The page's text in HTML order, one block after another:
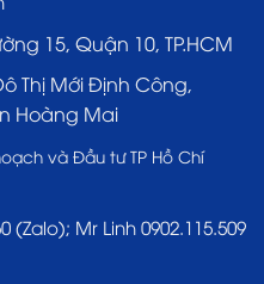
15, Quận 10, TP.HCM
Thị Mới Định Công,
Hoàng Mai
và Đầu tư TP Hồ Chí
(Zalo); Mr Linh 0902.115.509